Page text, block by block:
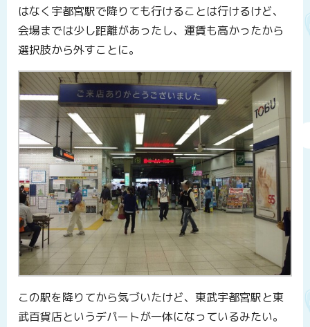
はなく宇都宮駅で降りても行けることは行けるけど、
会場までは少し距離があったし、運賃も高かったから
選択肢から外すことに。
この駅を降りてから気づいたけど、東武宇都宮駅と東
武百貨店というデパートが一体になっているみたい。